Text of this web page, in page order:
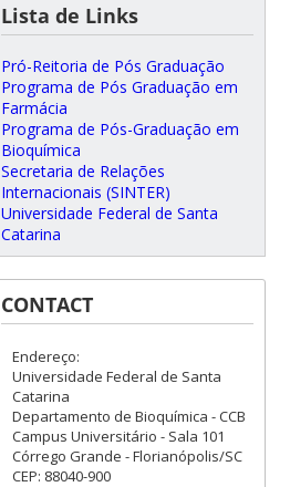
Lista de Links
Pró-Reitoria de Pós Graduação
Programa de Pós Graduação em
Farmácia
Programa de Pós-Graduação em
Bioquímica
Secretaria de Relações
Internacionais (SINTER)
Universidade Federal de Santa
Catarina
CONTACT
Endereço:
Universidade Federal de Santa
Catarina
Departamento de Bioquímica - CCB
Campus Universitário - Sala 101
Córrego Grande - Florianópolis/SC
CEP: 88040-900